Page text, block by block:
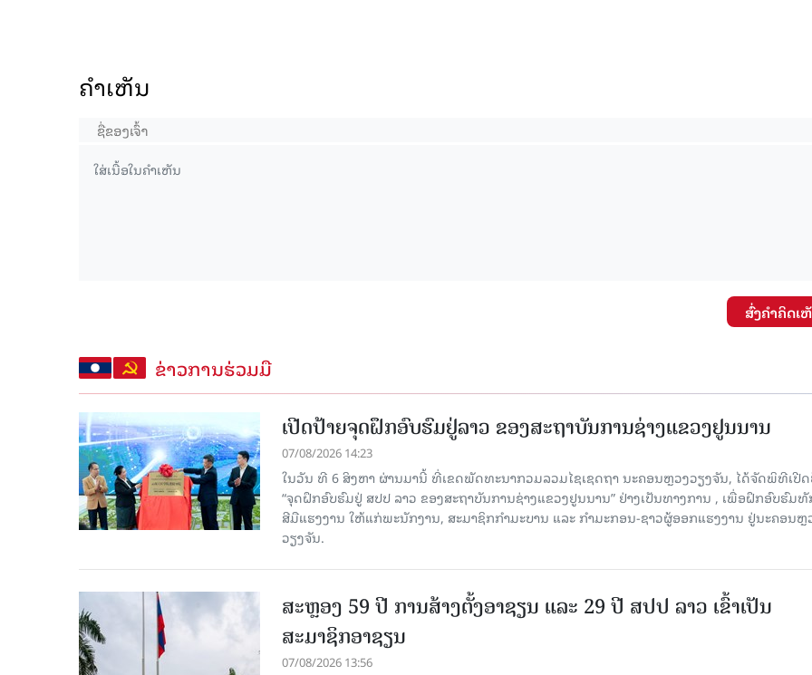
ຄໍາເຫັນ
ສົ່ງຄໍາຄິດເ
ຂ່າວການຮ່ວມມື
ເປີດປ້າຍຈຸດຝຶກອົບຮົມຢູ່ລາວ ຂອງສະຖາບັນການຊ່າງແຂວງຢູນນານ
07/08/2026 14:23
ໃນວັນ ທີ 6 ສິງຫາ ຜ່ານມານີ້ ທີ່ເຂດພັດທະນາກວມລວມໄຊເຊດຖາ ນະຄອນຫຼວງວຽງຈັນ, ໄດ້ຈັດພິທີເປີດ
“ຈຸດຝຶກອົບຮົມຢູ່ ສປປ ລາວ ຂອງສະຖາບັນການຊ່າງແຂວງຢູນນານ” ຢ່າງເປັນທາງການ , ເພື່ອຝຶກອົບຮົມ
ສີມືແຮງງານ ໃຫ້ແກ່ພະນັກງານ, ສະມາຊິກກຳມະບານ ແລະ ກຳມະກອນ-ຊາວຜູ້ອອກແຮງງານ ຢູ່ນະຄອນຫຼ
ວຽງຈັນ.
ສະຫຼອງ 59 ປີ ການສ້າງຕັ້ງອາຊຽນ ແລະ 29 ປີ ສປປ ລາວ ເຂົ້າເປັນ
ສະມາຊິກອາຊຽນ
07/08/2026 13:56